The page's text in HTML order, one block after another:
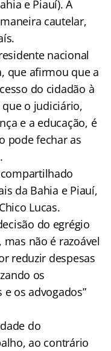
e Piauí). A
cautelar,
nacional
que afirmou que a
do cidadão à
que o judiciário,
e a educação, é
pode fechar as
da Bahia e Piauí,
Lucas.
do egrégio
não é razoável
reduzir despesas
os
os advogados”
do
ao contrário